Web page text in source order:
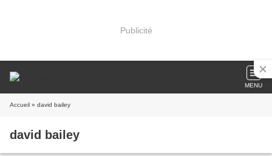
Publicité
MENU
Accueil » david bailey
david bailey